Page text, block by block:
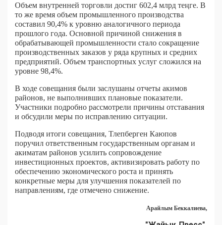
Объем внутренней торговли достиг 602,4 млрд теңге. В
то же время объем промышленного производства
составил 90,4% к уровню аналогичного периода
прошлого года. Основной причиной снижения в
обрабатывающей промышленности стало сокращение
производственных заказов у ряда крупных и средних
предприятий. Объем транспортных услуг сложился на
уровне 98,4%.
В ходе совещания были заслушаны отчеты акимов
районов, не выполнивших плановые показатели.
Участники подробно рассмотрели причины отставания
и обсудили меры по исправлению ситуации.
Подводя итоги совещания, Тлепберген Каюпов
поручил ответственным государственным органам и
акиматам районов усилить сопровождение
инвестиционных проектов, активизировать работу по
обеспечению экономического роста и принять
конкретные меры для улучшения показателей по
направлениям, где отмечено снижение.
Арайлым Беккалиева,